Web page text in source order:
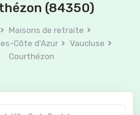
(84350)
Maisons de retraite
Côte d'Azur
Vaucluse
Courthézon